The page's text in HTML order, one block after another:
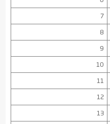
7
8
9
10
11
12
13